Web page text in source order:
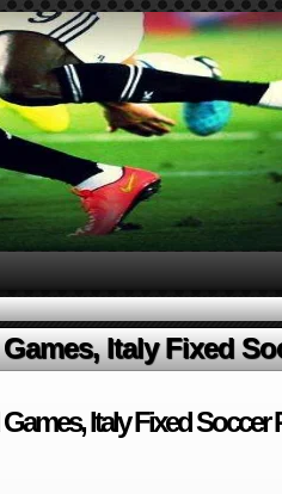
Italy Fixed
Italy Fixed Soccer